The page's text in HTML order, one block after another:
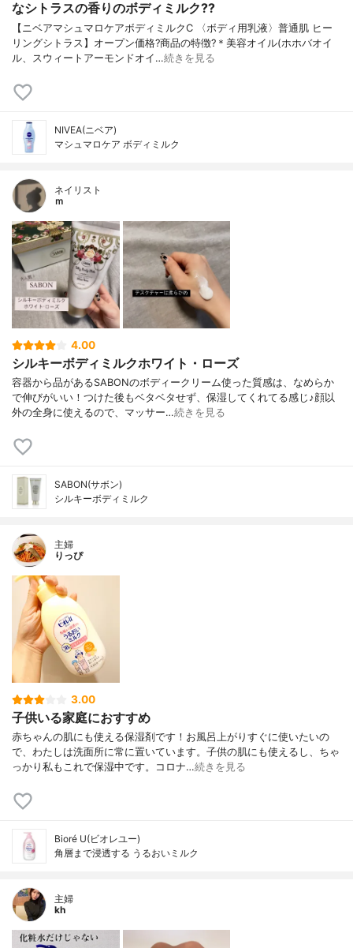
なシトラスの香りのボディミルク??
【ニベアマシュマロケアボディミルクC 〈ボディ用乳液〉普通肌 ヒー
リングシトラス】オープン価格?商品の特徴?＊美容オイル(ホホバオイ
ル、スウィートアーモンドオイ…続きを見る
NIVEA(ニベア)
マシュマロケア ボディミルク
ネイリスト
ｍ
4.00
シルキーボディミルクホワイト・ローズ
容器から品があるSABONのボディークリーム使った質感は、なめらか
で伸びがいい！つけた後もベタベタせず、保湿してくれてる感じ♪顔以
外の全身に使えるので、マッサー…続きを見る
SABON(サボン)
シルキーボディミルク
主婦
りっぴ
3.00
子供いる家庭におすすめ
赤ちゃんの肌にも使える保湿剤です！お風呂上がりすぐに使いたいの
で、わたしは洗面所に常に置いています。子供の肌にも使えるし、ちゃ
っかり私もこれで保湿中です。コロナ…続きを見る
Bioré U(ビオレユー)
角層まで浸透する うるおいミルク
主婦
kh